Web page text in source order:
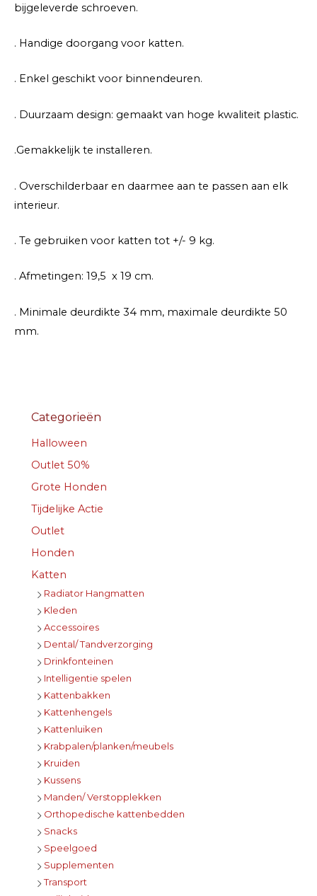
bijgeleverde schroeven.
. Handige doorgang voor katten.
. Enkel geschikt voor binnendeuren.
. Duurzaam design: gemaakt van hoge kwaliteit plastic.
.Gemakkelijk te installeren.
. Overschilderbaar en daarmee aan te passen aan elk
interieur.
. Te gebruiken voor katten tot +/- 9 kg.
. Afmetingen: 19,5 x 19 cm.
. Minimale deurdikte 34 mm, maximale deurdikte 50
mm.
Categorieën
Halloween
Outlet 50%
Grote Honden
Tijdelijke Actie
Outlet
Honden
Katten
Radiator Hangmatten
Kleden
Accessoires
Dental/ Tandverzorging
Drinkfonteinen
Intelligentie spelen
Kattenbakken
Kattenhengels
Kattenluiken
Krabpalen/planken/meubels
Kruiden
Kussens
Manden/ Verstopplekken
Orthopedische kattenbedden
Snacks
Speelgoed
Supplementen
Transport